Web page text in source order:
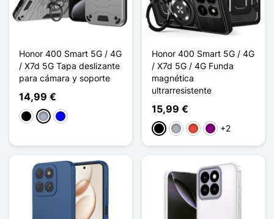
Honor 400 Smart 5G / 4G
/ X7d 5G Tapa deslizante
para cámara y soporte
14,99 €
Negro
Gris Azul
Honor 400 Smart 5G / 4G
/ X7d 5G / 4G Funda
magnética
ultrarresistente
15,99 €
NegroGris RojoPúrpura
+2